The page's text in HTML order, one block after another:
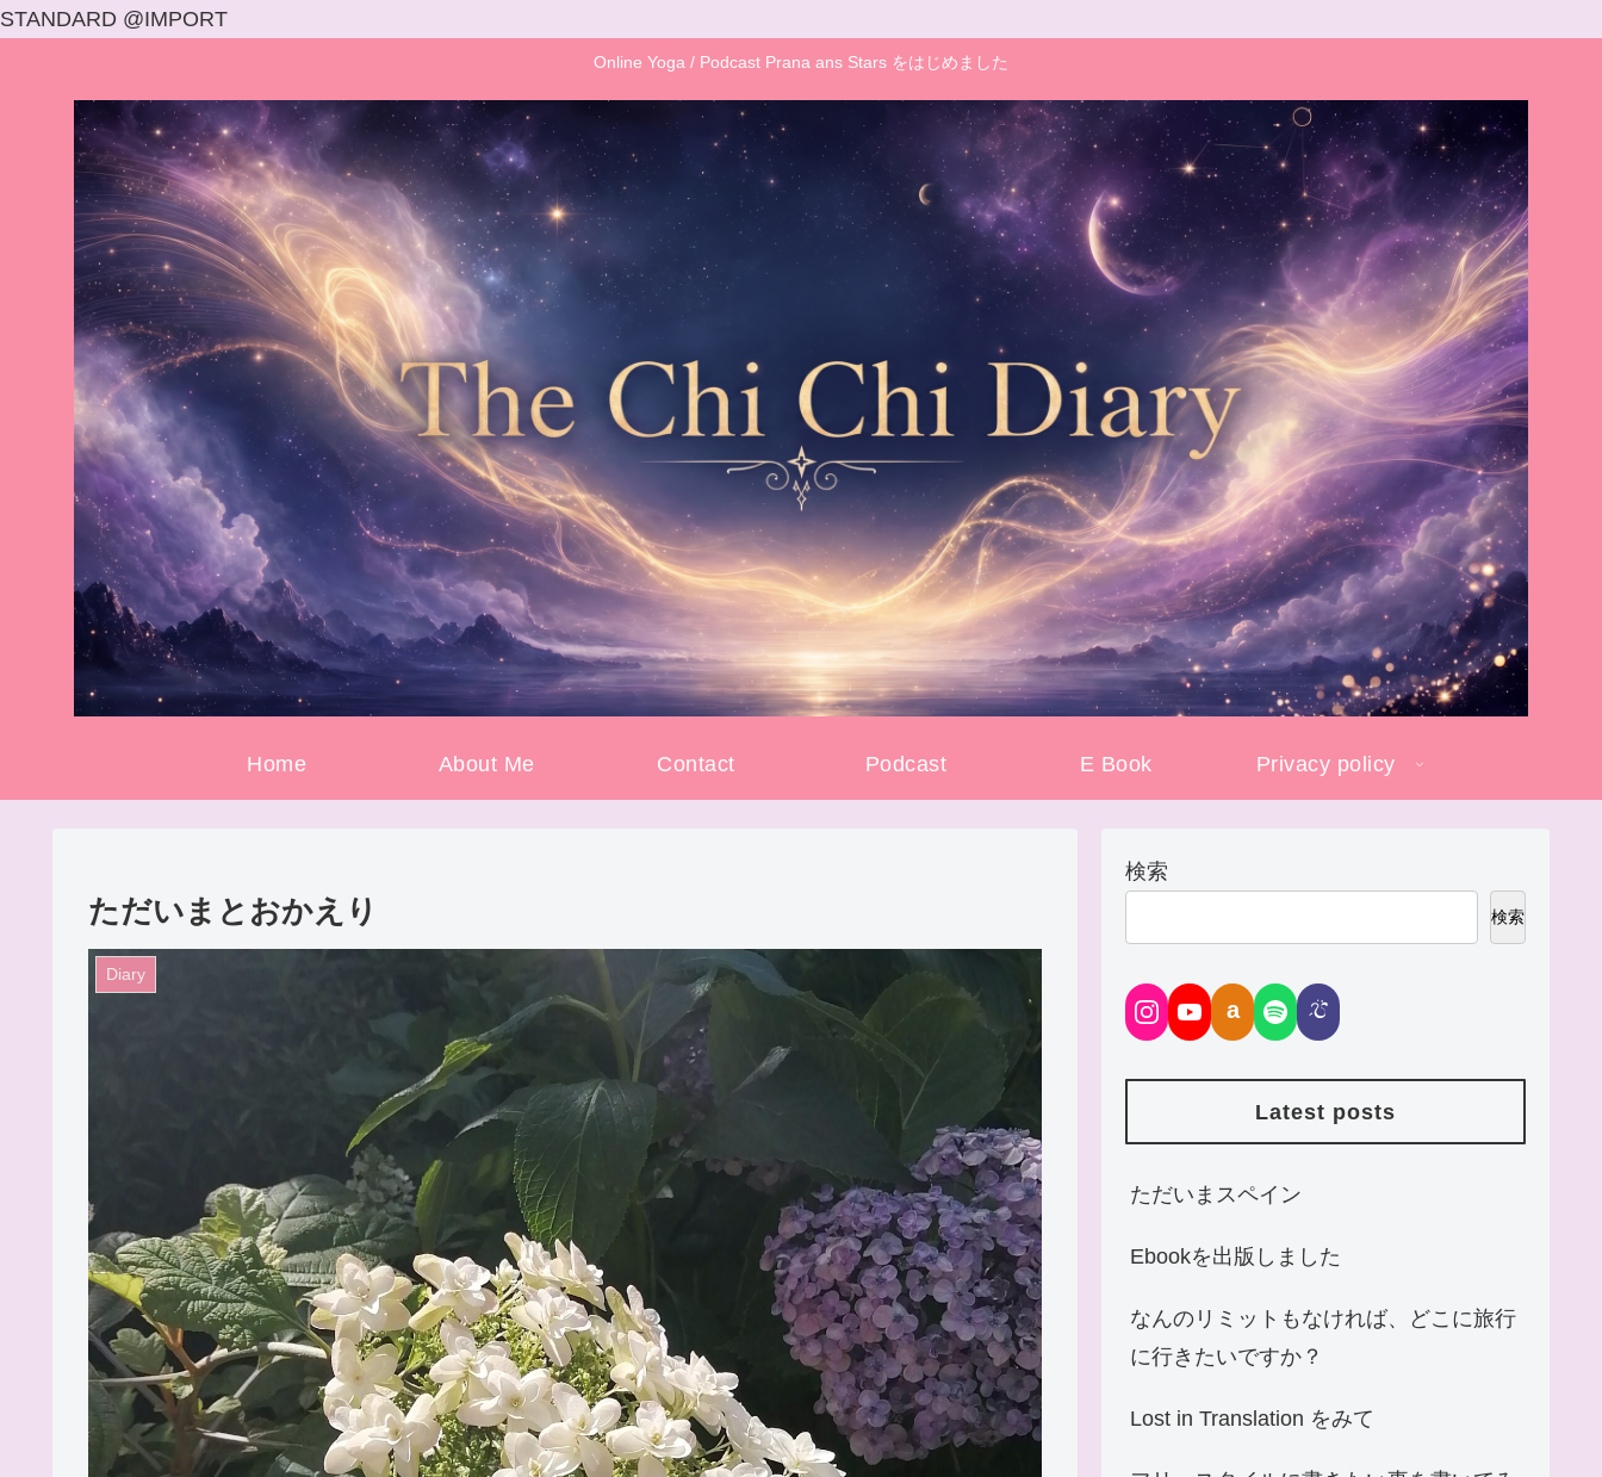
STANDARD @IMPORT
Online Yoga / Podcast Prana ans Stars をはじめました
Home About Me Contact Podcast E Book Privacy policy
ただいまとおかえり
Diary
検索
検索
a
Latest posts
ただいまスペイン
Ebookを出版しました
なんのリミットもなければ、どこに旅行
に行きたいですか？
Lost in Translation をみて